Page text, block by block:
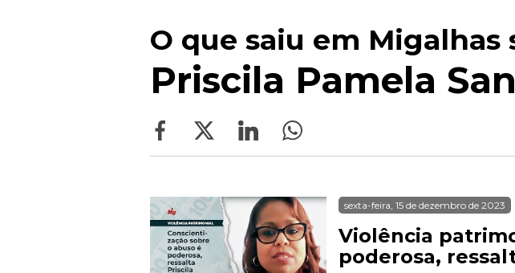
O que saiu em Migalhas
Priscila Pamela
sexta-feira, 15 de dezembro de 2023
Violência
poderosa,